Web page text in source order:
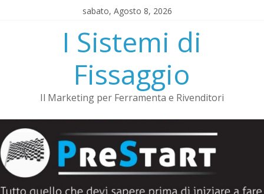
sabato, Agosto 8, 2026
I Sistemi di
Fissaggio
Il Marketing per Ferramenta e Rivenditori